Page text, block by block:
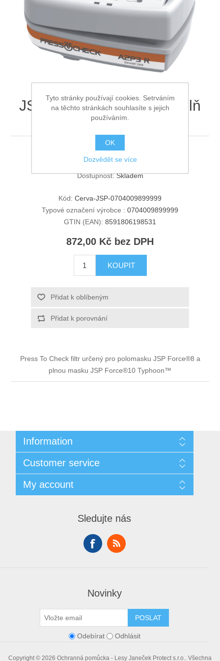
Ochrana proti pádu
JSP PressToCheck™ náplň
A2P3
Dostupnost: Skladem
Kód: Cerva-JSP-0704009899999
Typové označení výrobce : 0704009899999
GTIN (EAN): 8591806198531
872,00 Kč bez DPH
KOUPIT
Přidat k oblíbeným
Přidat k porovnání
Press To Check filtr určený pro polomasku JSP Force®8 a
plnou masku JSP Force®10 Typhoon™
Information
Doprava
GDPR
Obchodní podmínky
O nás
Customer service
Recently viewed products
My account
Sledujte nás
Novinky
POSLAT
Odebírat Odhlásit
Copyright © 2026 Ochranná pomůcka - Lesy Janeček Protect s.r.o.. Všechna
Tyto stránky používají cookies. Setrváním
na těchto stránkách souhlasíte s jejich
používáním.
OK
Dozvědět se více